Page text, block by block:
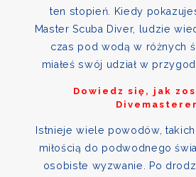
ten stopień. Kiedy
Master Scuba Diver, ludzie
czas pod wodą w różnych
miałeś swój udział w
Dowiedz się, jak
Istnieje wiele powodów,
miłością do podwodnego
osobiste wyzwanie. Po